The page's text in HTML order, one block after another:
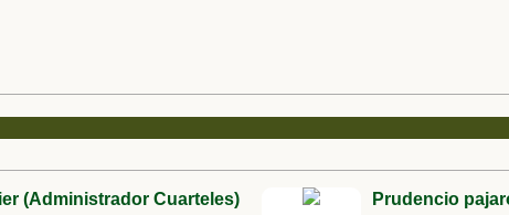
(Administrador Cuarteles) Prudencio